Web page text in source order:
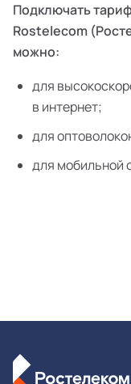
Подключать
Rostelecom
можно:
для
в интернет;
для
для мобильной